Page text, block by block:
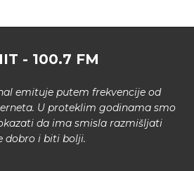
- 100.7 FM
emituje putem frekvencije od
U proteklim godinama smo
da ima smisla razmišljati
dobro i biti bolji.